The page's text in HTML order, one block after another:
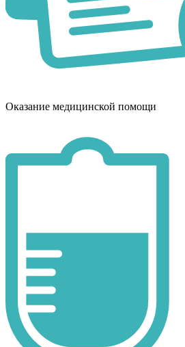
Оказание медицинской помощи